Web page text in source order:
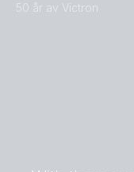
50 år av Victron